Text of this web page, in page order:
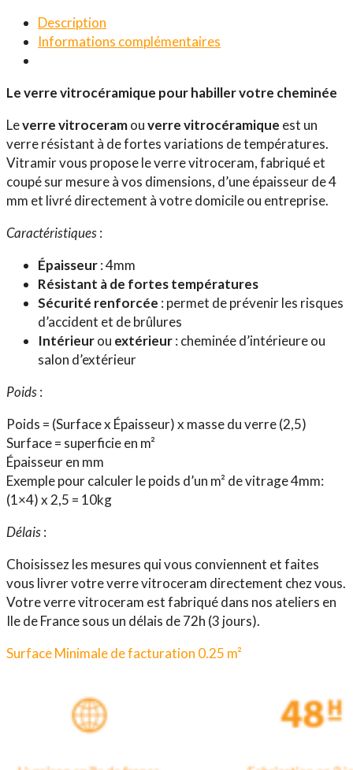
Description
Informations complémentaires
Le verre vitrocéramique pour habiller votre cheminée
Leverre vitroceramouverre vitrocéramique est un
verre résistant à de fortes variations de températures.
Vitramir vous propose le verre vitroceram, fabriqué et
coupé sur mesure à vos dimensions, d’une épaisseur de 4
mm et livré directement à votre domicile ou entreprise.
Caractéristiques:
Épaisseur: 4mm
Résistant à de fortes températures
Sécurité renforcée : permet de prévenir les risques
d’accident et de brûlures
Intérieurou extérieur: cheminée d’intérieure ou
salon d’extérieur
Poids:
Poids = (Surface x Épaisseur) x masse du verre (2,5)
Surface = superficie en m²
Épaisseur en mm
Exemple pour calculer le poids d’un m² de vitrage 4mm:
(1×4) x 2,5 = 10kg
Délais:
Choisissez les mesures qui vous conviennent et faites
vous livrer votre verre vitroceram directement chez vous.
Votre verre vitroceram est fabriqué dans nos ateliers en
Ile de France sous un délais de 72h (3 jours).
Surface Minimale de facturation 0.25 m²